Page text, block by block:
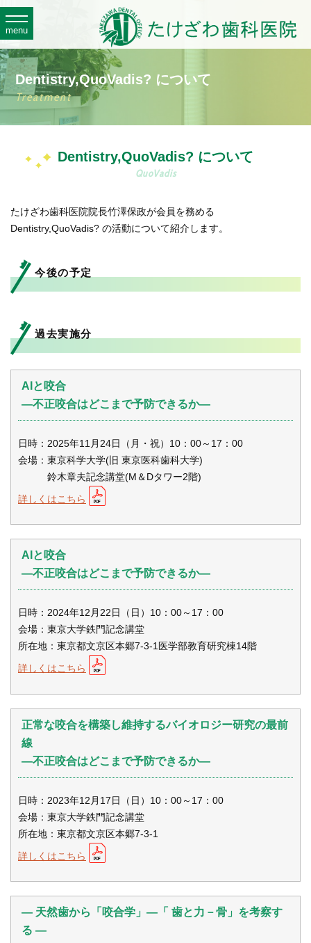
toggle
navigation
menu
Dentistry,QuoVadis? について
Treatment
Dentistry,QuoVadis? について
QuoVadis
たけざわ歯科医院院長竹澤保政が会員を務める
Dentistry,QuoVadis? の活動について紹介します。
今後の予定
過去実施分
AIと咬合
―不正咬合はどこまで予防できるか―
日時：2025年11月24日（月・祝）10：00～17：00
会場：東京科学大学(旧 東京医科歯科大学)
鈴木章夫記念講堂(M＆Dタワー2階)
詳しくはこちら
AIと咬合
―不正咬合はどこまで予防できるか―
日時：2024年12月22日（日）10：00～17：00
会場：東京大学鉄門記念講堂
所在地：東京都文京区本郷7-3-1医学部教育研究棟14階
詳しくはこちら
正常な咬合を構築し維持するバイオロジー研究の最前
線
―不正咬合はどこまで予防できるか―
日時：2023年12月17日（日）10：00～17：00
会場：東京大学鉄門記念講堂
所在地：東京都文京区本郷7-3-1
詳しくはこちら
― 天然歯から「咬合学」―「 歯と力－骨」を考察す
る ―